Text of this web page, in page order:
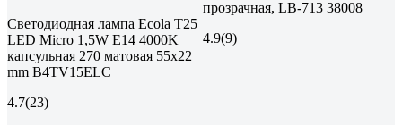
Светодиодная лампа Ecola T25
LED Micro 1,5W E14 4000K
капсульная 270 матовая 55x22
mm B4TV15ELC
4.7(23)
прозрачная, LB-713 38008
4.9(9)